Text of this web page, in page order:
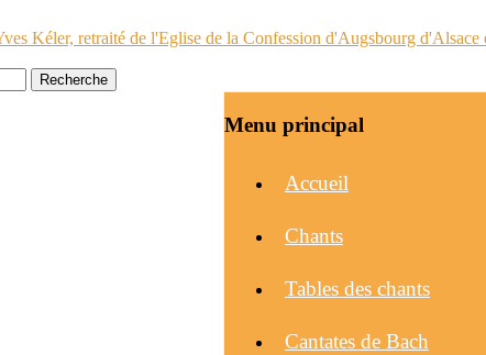
Menu principal
Accueil
Chants
Tables des chants
Cantates de Bach